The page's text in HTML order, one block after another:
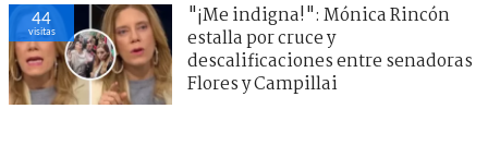
44
visitas
"¡Me indigna!": Mónica Rincón
estalla por cruce y
descalificaciones entre senadoras
Flores y Campillai